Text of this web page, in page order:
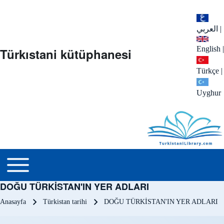
العربي |
English |
Türkçe |
Uyghur
Türkıstani kütüphanesi
menu_tr
Toggle main menu
DOĞU TÜRKİSTAN'IN YER ADLARI
Sayfa yolu
Anasayfa Türkistan tarihi DOĞU TÜRKİSTAN'IN YER ADLARI